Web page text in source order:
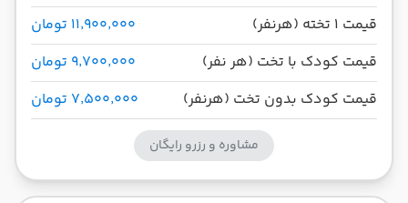
قیمت 1 تخته (هرنفر)
۱۱٬۹۰۰٬۰۰۰ تومان
قیمت کودک با تخت (هر نفر)
۹٬۷۰۰٬۰۰۰ تومان
قیمت کودک بدون تخت (هرنفر)
۷٬۵۰۰٬۰۰۰ تومان
مشاوره و رزرو رایگان